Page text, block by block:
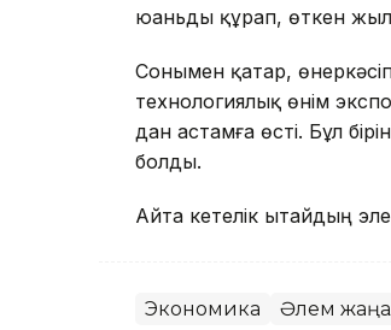
юаньды құрап, өткен
Сонымен қатар,
технологиялық өнім
дан астамға өсті. Бұл
болды.
Айта кетелік Қытайдың
Экономика Әлем